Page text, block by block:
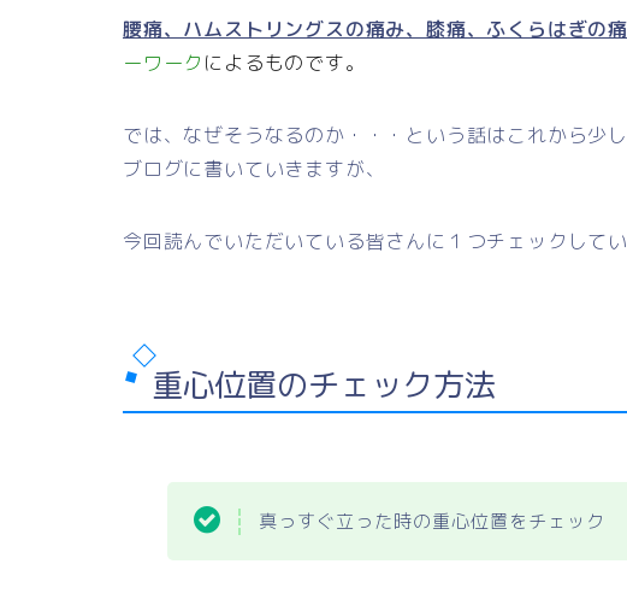
腰痛、ハムストリングスの痛み、膝痛、ふくらはぎの
ーワーク によるものです。
では、なぜそうなるのか・・・という話はこれから少
ブログに書いていきますが、
今回読んでいただいている皆さんに１つチェックして
重心位置のチェック方法
真っすぐ立った時の重心位置をチェック